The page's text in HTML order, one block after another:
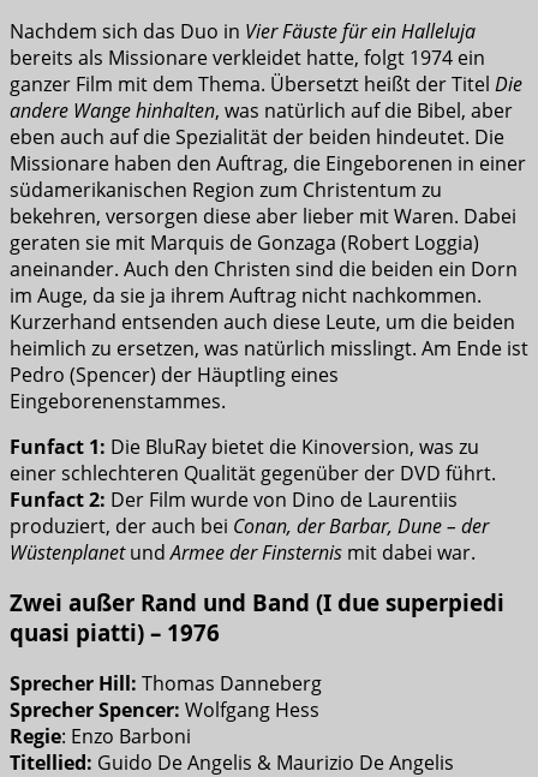
Nachdem sich das Duo in Vier Fäuste für ein Halleluja
bereits als Missionare verkleidet hatte, folgt 1974 ein
ganzer Film mit dem Thema. Übersetzt heißt der Titel Die
andere Wange hinhalten, was natürlich auf die Bibel, aber
eben auch auf die Spezialität der beiden hindeutet. Die
Missionare haben den Auftrag, die Eingeborenen in einer
südamerikanischen Region zum Christentum zu
bekehren, versorgen diese aber lieber mit Waren. Dabei
geraten sie mit Marquis de Gonzaga (Robert Loggia)
aneinander. Auch den Christen sind die beiden ein Dorn
im Auge, da sie ja ihrem Auftrag nicht nachkommen.
Kurzerhand entsenden auch diese Leute, um die beiden
heimlich zu ersetzen, was natürlich misslingt. Am Ende ist
Pedro (Spencer) der Häuptling eines
Eingeborenenstammes.
Funfact 1: Die BluRay bietet die Kinoversion, was zu
einer schlechteren Qualität gegenüber der DVD führt.
Funfact 2: Der Film wurde von Dino de Laurentiis
produziert, der auch bei Conan, der Barbar, Dune – der
WüstenplanetundArmee der Finsternis mit dabei war.
Zwei außer Rand und Band (I due superpiedi
quasi piatti) – 1976
Sprecher Hill: Thomas Danneberg
Sprecher Spencer: Wolfgang Hess
Regie: Enzo Barboni
Titellied: Guido De Angelis & Maurizio De Angelis